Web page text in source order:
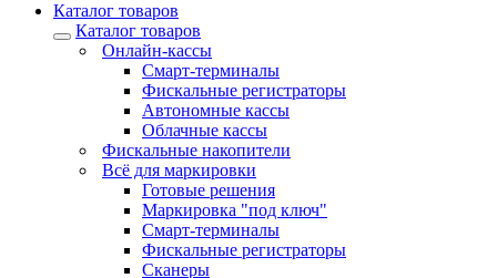
Каталог товаров
Каталог товаров
Онлайн-кассы
Смарт-терминалы
Фискальные регистраторы
Автономные кассы
Облачные кассы
Фискальные накопители
Всё для маркировки
Готовые решения
Маркировка "под ключ"
Смарт-терминалы
Фискальные регистраторы
Сканеры